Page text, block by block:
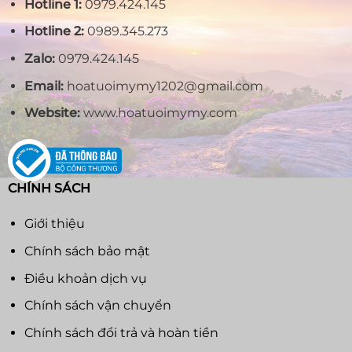
Hotline 1:0979.424.145
Hotline 2:0989.345.273
Zalo:0979.424.145
Email:hoatuoimymy1202@gmail.com
Website:www.hoatuoimymy.com
CHÍNH SÁCH
Giới thiệu
Chính sách bảo mật
Điều khoản dịch vụ
Chính sách vận chuyển
Chính sách đổi trả và hoàn tiền